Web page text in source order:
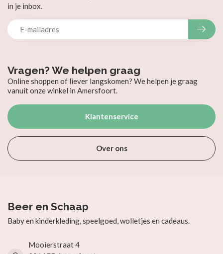
Vragen? We helpen graag
Online shoppen of liever langskomen? We helpen je graag
vanuit onze winkel in Amersfoort.
Klantenservice
Over ons
in je inbox.
Beer en Schaap
Baby en kinderkleding, speelgoed, wolletjes en cadeaus.
Mooierstraat 4